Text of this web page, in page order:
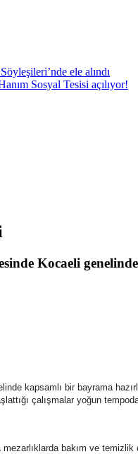
ele alındı
Sosyal Tesisi açılıyor!
Kocaeli
kapsamlı bir bayrama
çalışmalar yoğun
bakım ve